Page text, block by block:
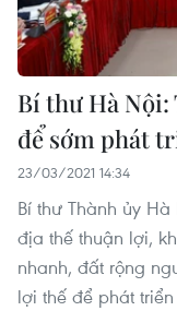
Bí thư Hà Nội:
để sớm phát
23/03/2021 14:34
Bí thư Thành ủy
địa thế thuận lợi,
nhanh, đất rộng
lợi thế để phát